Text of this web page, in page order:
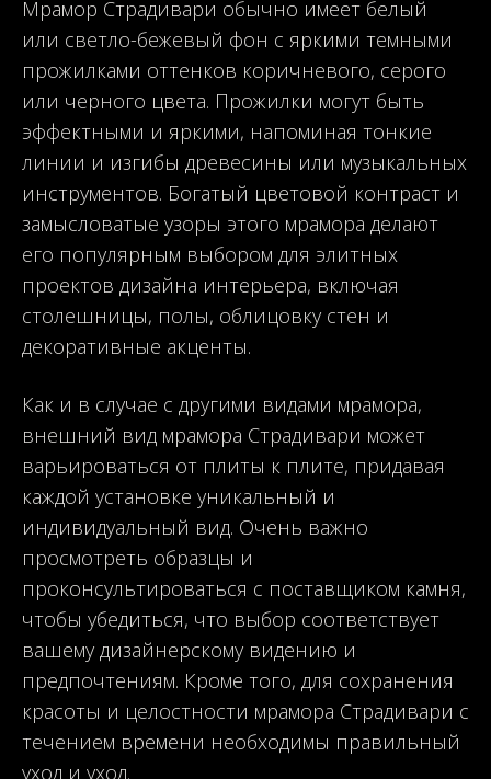
Мрамор Страдивари обычно имеет белый
или светло-бежевый фон с яркими темными
прожилками оттенков коричневого, серого
или черного цвета. Прожилки могут быть
эффектными и яркими, напоминая тонкие
линии и изгибы древесины или музыкальных
инструментов. Богатый цветовой контраст и
замысловатые узоры этого мрамора делают
его популярным выбором для элитных
проектов дизайна интерьера, включая
столешницы, полы, облицовку стен и
декоративные акценты.
Как и в случае с другими видами мрамора,
внешний вид мрамора Страдивари может
варьироваться от плиты к плите, придавая
каждой установке уникальный и
индивидуальный вид. Очень важно
просмотреть образцы и
проконсультироваться с поставщиком камня,
чтобы убедиться, что выбор соответствует
вашему дизайнерскому видению и
предпочтениям. Кроме того, для сохранения
красоты и целостности мрамора Страдивари с
течением времени необходимы правильный
уход и уход.